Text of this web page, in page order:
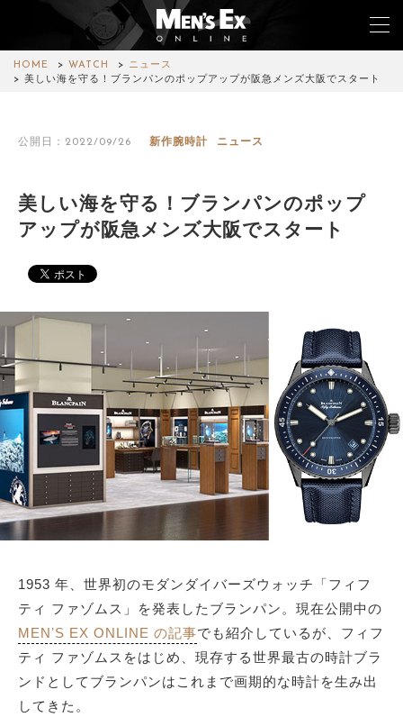
HOME WATCH
ニュース
美しい海を守る！ブランパンのポップアップが阪急メンズ⼤阪でスタート
公開日：2022/09/26 新作腕時計 ニュース
美しい海を守る！ブランパンのポップ
アップが阪急メンズ⼤阪でスタート
1953 年、世界初のモダンダイバーズウォッチ「フィフ
ティ ファゾムス」を発表したブランパン。現在公開中の
MENʼS EX ONLINE の記事でも紹介しているが、フィフ
ティ ファゾムスをはじめ、現存する世界最古の時計ブラ
ンドとしてブランパンはこれまで画期的な時計を⽣み出
してきた。
WATCH
CAR&BIKE
LIFESTYLE
COLUMN
MAGAZINE
ABOUT SITE
サイトマップ